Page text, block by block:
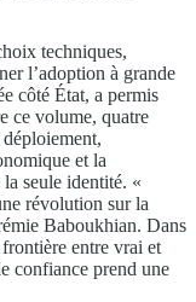
techniques,
l’adoption à grande
côté État, a permis
ce volume, quatre
et la
seule identité. «
révolution sur la
Baboukhian. Dans
entre vrai et
confiance prend une